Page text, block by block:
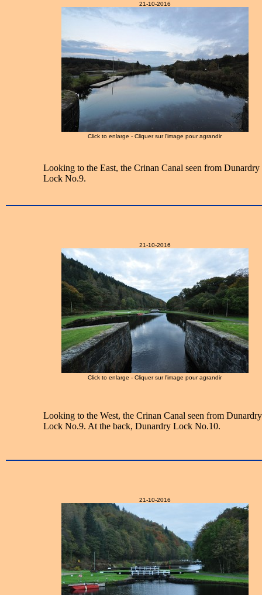
21-10-2016
Click to enlarge - Cliquer sur l'image pour agrandir
Looking to the East, the Crinan Canal seen from Dunardry
Lock No.9.
21-10-2016
Click to enlarge - Cliquer sur l'image pour agrandir
Looking to the West, the Crinan Canal seen from Dunardry
Lock No.9. At the back, Dunardry Lock No.10.
21-10-2016